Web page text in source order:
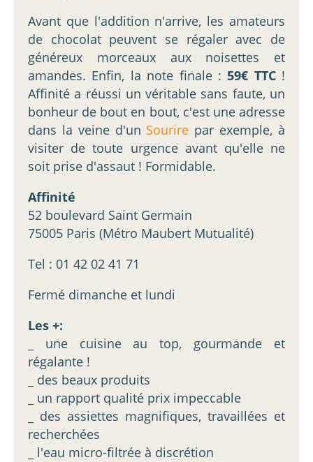
Avant que l'addition n'arrive, les amateurs
de chocolat peuvent se régaler avec de
généreux morceaux aux noisettes et
amandes. Enfin, la note finale :59€ TTC !
Affinité a réussi un véritable sans faute, un
bonheur de bout en bout, c'est une adresse
dans la veine d'un Sourire par exemple, à
visiter de toute urgence avant qu'elle ne
soit prise d'assaut ! Formidable.
Affinité
52 boulevard Saint Germain
75005 Paris (Métro Maubert Mutualité)
Tel : 01 42 02 41 71
Fermé dimanche et lundi
Les +:
_ une cuisine au top, gourmande et
régalante !
_ des beaux produits
_ un rapport qualité prix impeccable
_ des assiettes magnifiques, travaillées et
recherchées
_ l'eau micro-filtrée à discrétion